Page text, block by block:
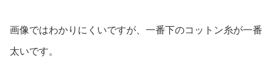
画像ではわかりにくいですが、一番下のコットン糸が一番
太いです。